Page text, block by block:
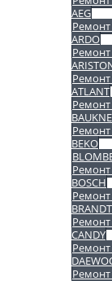
AEG
ARDO
ATLANT
BEKO
BOSCH
BRANDT
CANDY